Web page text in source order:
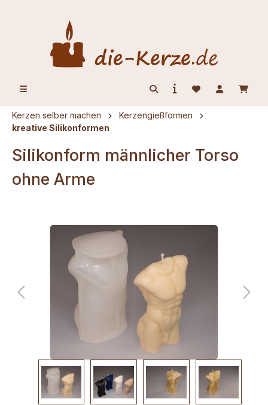
Kerzen selber machen
Kerzengießformen
kreative Silikonformen
Silikonform männlicher Torso
ohne Arme
Bildergalerie überspringen